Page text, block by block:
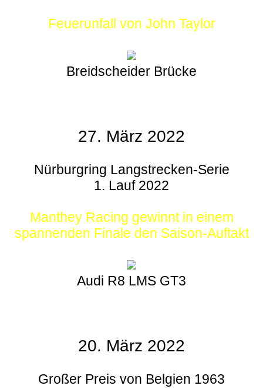
Feuerunfall von John Taylor
Breidscheider Brücke
27. März 2022
Nürburgring Langstrecken-Serie
1. Lauf 2022
Manthey Racing gewinnt in einem
spannenden Finale den Saison-Auftakt
Audi R8 LMS GT3
20. März 2022
Großer Preis von Belgien 1963